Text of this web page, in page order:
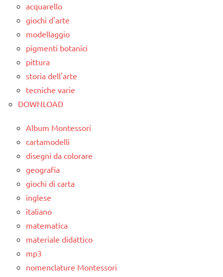
medie
dai
anni
LAVORETTI
SCIENZE
TUTTI GLI
ARGOMENTI
TUTTI GLI
ARTICOLI
acquarello
giochi d'arte
modellaggio
pigmenti botanici
pittura
storia dell'arte
tecniche varie
DOWNLOAD
Album Montessori
cartamodelli
disegni da colorare
geografia
giochi di carta
inglese
italiano
matematica
materiale didattico
mp3
nomenclature Montessori